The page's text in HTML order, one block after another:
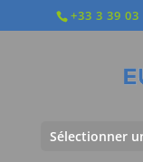
+33 3 39 03
Sélectionner